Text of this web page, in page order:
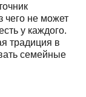
чего не может
у каждого.
традиция в
семейные